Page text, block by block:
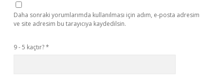
Daha sonraki yorumlarımda kullanılması için adım, e-posta adresim
ve site adresim bu tarayıcıya kaydedilsin.
9 - 5 kaçtır?*